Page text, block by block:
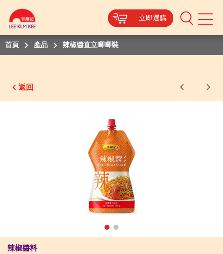
立即選購
Mobile
立即選購
立即選購
立即選購
首頁 產品 辣椒醬直立唧唧裝
返回
辣椒醬料